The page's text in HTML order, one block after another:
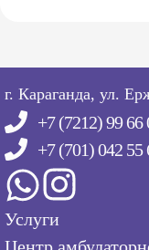
Услуги
г. Караганда, ул.
+7 (7212) 99 66
+7 (701) 042 55